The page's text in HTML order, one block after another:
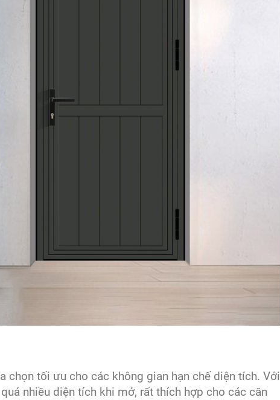
tối ưu cho các không gian hạn chế diện tích. Với
nhiều diện tích khi mở, rất thích hợp cho các căn